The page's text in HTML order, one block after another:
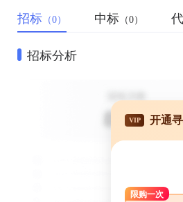
招标 （0） 中标 （0）
招标分析
VIP 开通
限购一次